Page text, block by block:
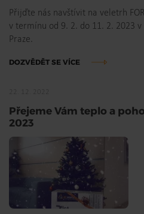
Přijďte nás navštívit na veletrh
v termínu od 9. 2. do 11. 2. 2023 v
Praze.
DOZVĚDĚT SE VÍCE
Přejeme Vám teplo a
2023